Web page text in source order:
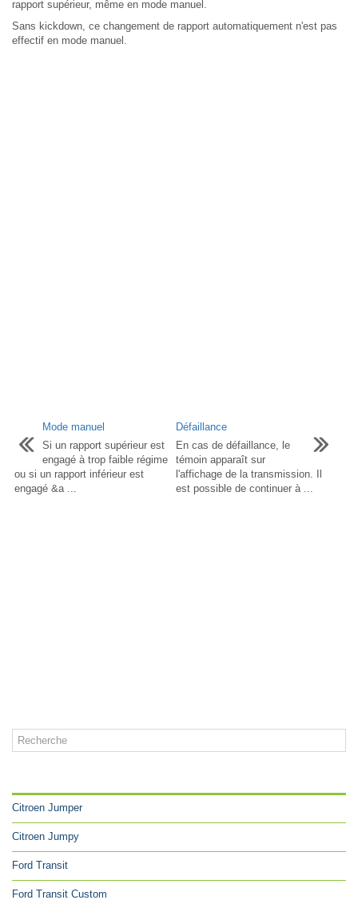
rapport supérieur, même en mode manuel.
Sans kickdown, ce changement de rapport automatiquement n'est pas
effectif en mode manuel.
Mode manuel
Si un rapport supérieur est
engagé à trop faible régime
ou si un rapport inférieur est
engagé &a ...
Défaillance
En cas de défaillance, le
témoin apparaît sur
l'affichage de la transmission. Il
est possible de continuer à ...
Citroen Jumper
Citroen Jumpy
Ford Transit
Ford Transit Custom